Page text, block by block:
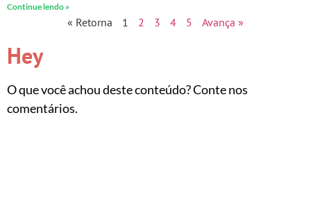
Continue lendo »
« Retorna 1 2 3 4 5 Avança »
Hey
O que você achou deste conteúdo? Conte nos
comentários.